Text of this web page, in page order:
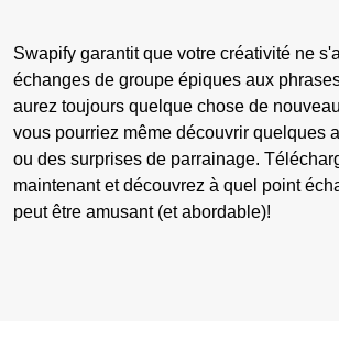
Swapify garantit que votre créativité ne
échanges de groupe épiques aux
aurez toujours quelque chose de
vous pourriez même découvrir quelques
ou des surprises de parrainage.
maintenant et découvrez à quel point
peut être amusant (et abordable)!